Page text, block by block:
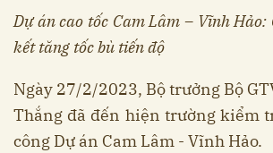
Dự án cao tốc Cam Lâm – Vĩnh Hảo:
kết tăng tốc bù tiến độ
Ngày 27/2/2023, Bộ trưởng Bộ
Thắng đã đến hiện trường kiểm
công Dự án Cam Lâm - Vĩnh Hảo.